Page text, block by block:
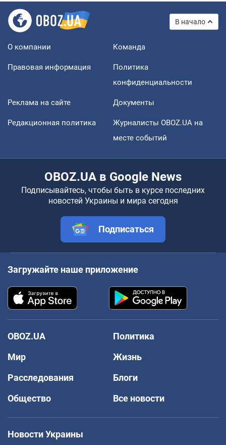
В начало
О компании Команда
Правовая информация
Политика
конфиденциальности
Реклама на сайте Документы
Редакционная политика
Журналисты OBOZ.UA на
месте событий
OBOZ.UA в Google News
Подписывайтесь, чтобы быть в курсе последних
новостей Украины и мира сегодня
Подписаться
Загружайте наше приложение
OBOZ.UA
Политика
Мир
Жизнь
Расследования
Блоги
Общество
Все новости
Новости Украины